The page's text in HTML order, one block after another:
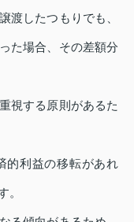
渡したつもりでも、
た場合、その差額分
視する原則があるた
的利益の移転があれ
。